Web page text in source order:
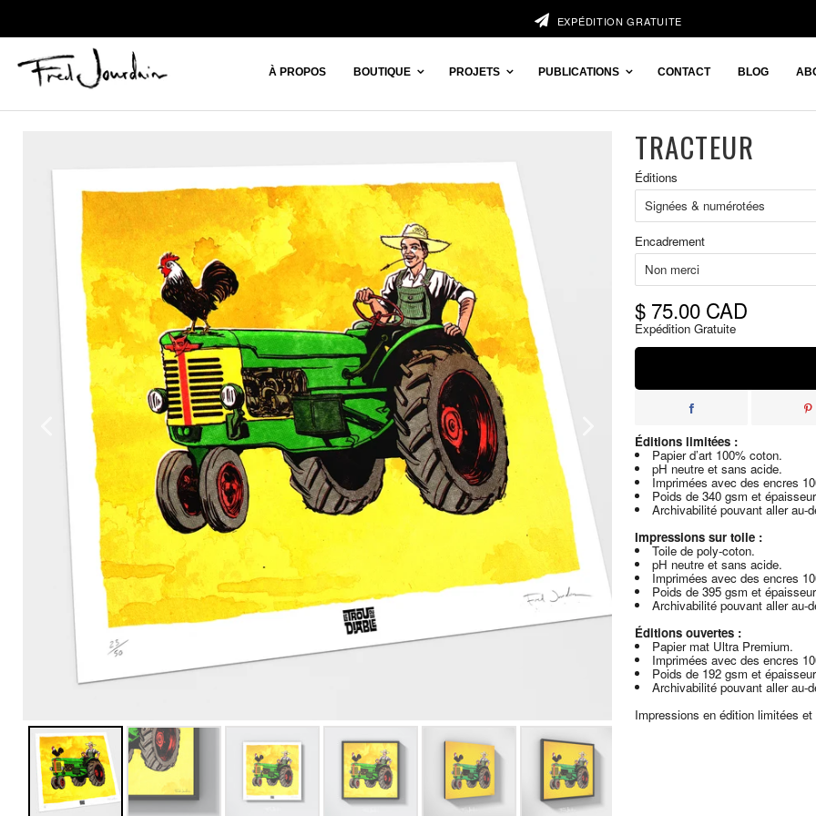
EXPÉDITION GRATUITE
À PROPOS BOUTIQUE PROJETS PUBLICATIONS CONTACT BLOG
TRACTEUR
Prix
réduit
Éditions
Encadrement
$ 75.00 CAD
Expédition Gratuite
Éditions limitées :
Papier d’art 100% coton.
pH neutre et sans acide.
Imprimées avec des encres
Poids de 340 gsm et
Archivabilité pouvant aller au-
Impressions sur toile :
Toile de poly-coton.
pH neutre et sans acide.
Imprimées avec des encres
Poids de 395 gsm et
Archivabilité pouvant aller au-
Éditions ouvertes :
Papier mat Ultra Premium.
Imprimées avec des encres
Poids de 192 gsm et
Archivabilité pouvant aller au-
Impressions en édition limitées